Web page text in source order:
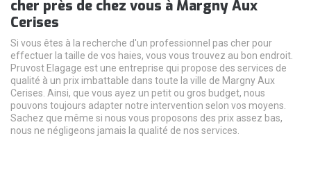
cher près de chez vous à Margny Aux
Cerises
Si vous êtes à la recherche d'un professionnel pas cher pour
effectuer la taille de vos haies, vous vous trouvez au bon endroit.
Pruvost Elagage est une entreprise qui propose des services de
qualité à un prix imbattable dans toute la ville de Margny Aux
Cerises. Ainsi, que vous ayez un petit ou gros budget, nous
pouvons toujours adapter notre intervention selon vos moyens.
Sachez que même si nous vous proposons des prix assez bas,
nous ne négligeons jamais la qualité de nos services.